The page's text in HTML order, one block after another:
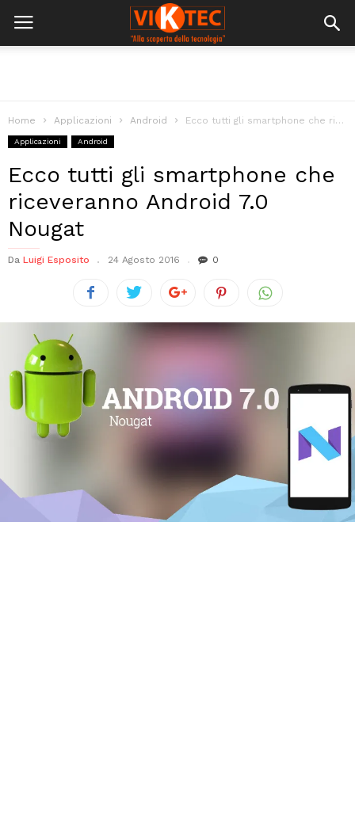
Home Applicazioni Android Ecco tutti gli smartphone che riceveranno Android 7.0 Nougat
Applicazioni Android
Ecco tutti gli smartphone che
riceveranno Android 7.0
Nougat
Da Luigi Esposito 24 Agosto 2016 0